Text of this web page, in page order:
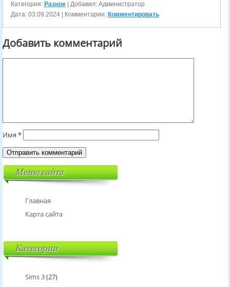
Категория: Разное| Добавил: Администратор
Дата: 03.09.2024| Комментарии: Комментировать
Добавить комментарий
Имя *
Меню сайта
Главная
Карта сайта
Категории
Sims 3(27)